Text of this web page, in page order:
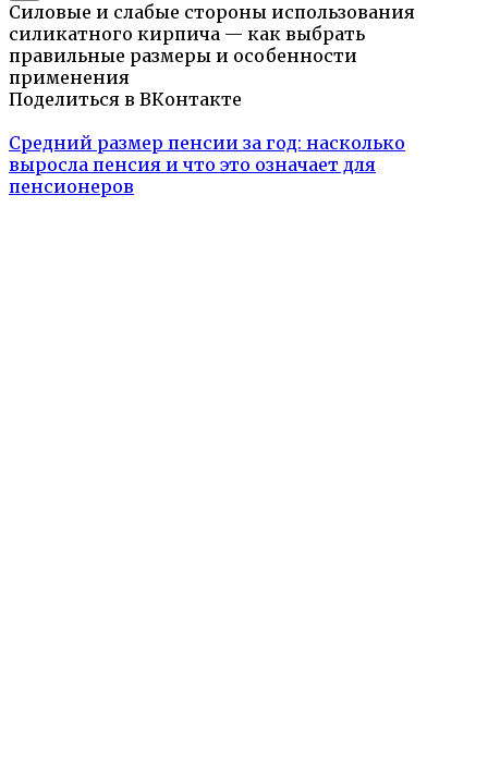
Силовые и слабые стороны использования
силикатного кирпича — как выбрать
правильные размеры и особенности
применения
Поделиться в ВКонтакте
Средний размер пенсии за год: насколько
выросла пенсия и что это означает для
пенсионеров